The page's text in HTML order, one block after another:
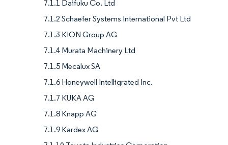
7.1.1 Daifuku Co. Ltd
7.1.2 Schaefer Systems International Pvt Ltd
7.1.3 KION Group AG
7.1.4 Murata Machinery Ltd
7.1.5 Mecalux SA
7.1.6 Honeywell Intelligrated Inc.
7.1.7 KUKA AG
7.1.8 Knapp AG
7.1.9 Kardex AG